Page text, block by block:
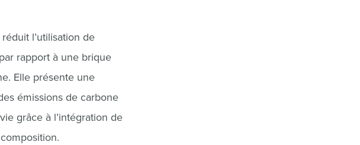
réduit l’utilisation de
rapport à une brique
Elle présente une
émissions de carbone
grâce à l’intégration de